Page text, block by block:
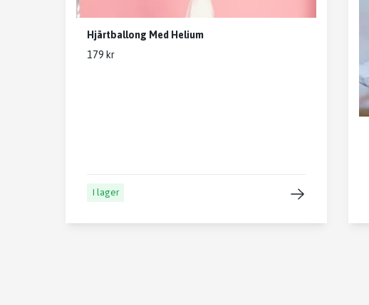
Hjärtballong Med Helium
179 kr
I lager